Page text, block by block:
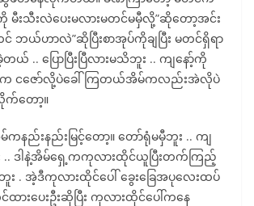
မီးသီးလဲပေးမလားမတင်မမှီလို့”ဆိုတော့အင်း
ဘယ်ဟာလဲ”ဆိုပြီးစာအုပ်ကိုချပြီး မတင်ရှိရာ
.. ပြောပြီးပြီလားမသိဘူး .. ကျနော့်ကို
ငဇော်လို့ပဲခေါ်ကြတယ်အိမ်ကလည်းအဲလိုပဲ
တော့။
မ်ကနည်းနည်းမြင့်တော့။ တော်ရုံမမှီဘူး .. ကျ
.. ဒါနဲ့အိမ်ရှေ့ကကုလားထိုင်ယူပြီးတက်ကြည့်
. အဲ့ဒီကုလားထိုင်ပေါ် ခွေးခြေအပုလေးထပ်
ားပေးဦးဆိုပြီး ကုလားထိုင်ပေါ်ကနေ